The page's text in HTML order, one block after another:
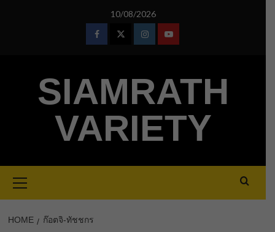
10/08/2026
FacebookTwitterInstagramYoutube
SIAMRATH
VARIETY
Menu
HOME ก๊อตจิ-ทัชชกร